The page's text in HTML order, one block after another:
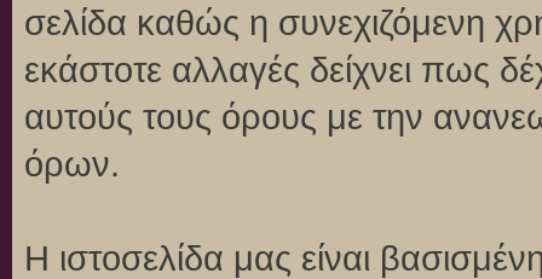
σελίδα καθώς η συνεχιζόμενη
εκάστοτε αλλαγές δείχνει πως
αυτούς τους όρους με την
όρων.
Η ιστοσελίδα μας είναι